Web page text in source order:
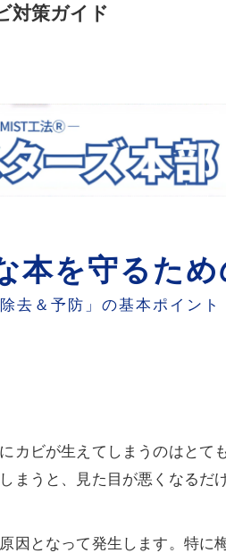
対策ガイド
本を守るた
去＆予防」の基本ポイント
ビが生えてしまうのはとて
うと、見た目が悪くなるだ
となって発生します。特に